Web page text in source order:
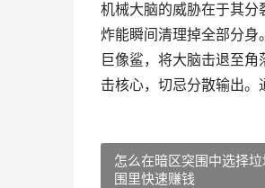
机械大脑的威胁在于其
炸能瞬间清理掉全部分身
巨像鲨，将大脑击退至
击核心，切忌分散输出。
怎么在暗区突围中选择
围里快速赚钱